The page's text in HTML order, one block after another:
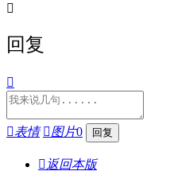

回复

表情 图片0
 返回本版